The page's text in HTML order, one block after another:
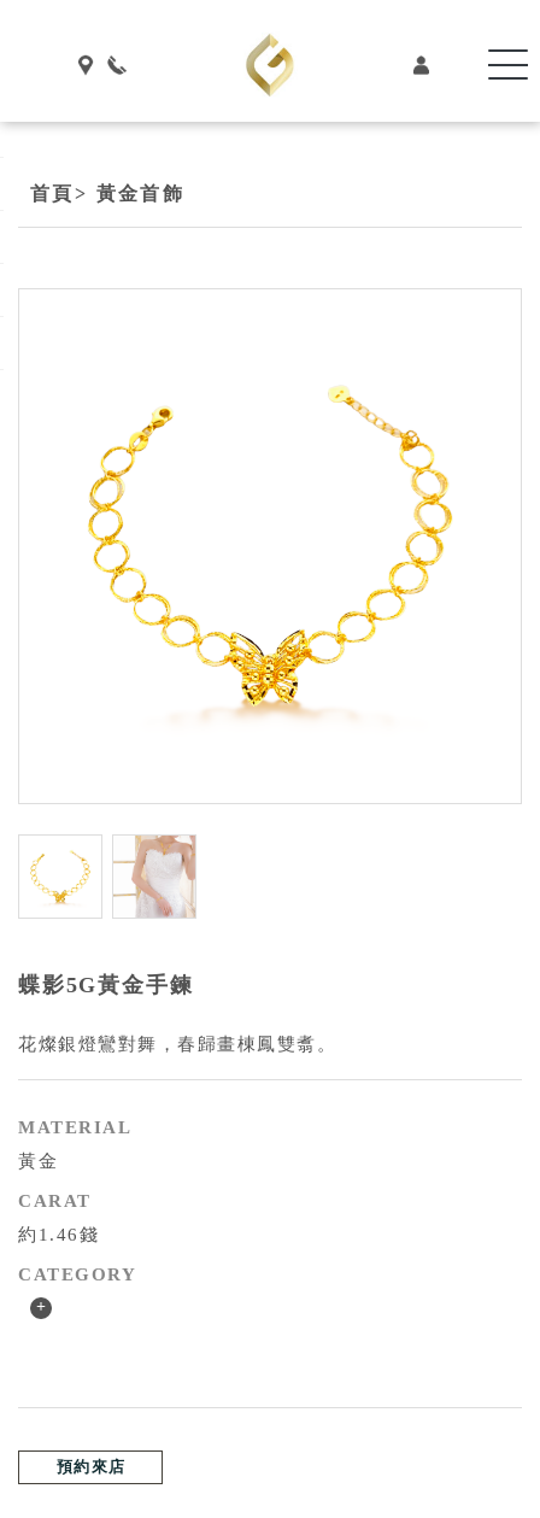
首頁> 黃金首飾
蝶影5G黃金手鍊
花燦銀燈鸞對舞，春歸畫棟鳳雙翥。
MATERIAL
黃金
CARAT
約1.46錢
CATEGORY
+
預約來店